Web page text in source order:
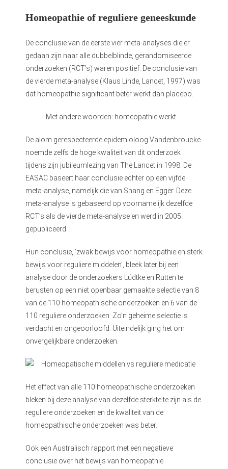
Homeopathie of reguliere geneeskunde
De conclusie van de eerste vier meta-analyses die er
gedaan zijn naar alle dubbelblinde, gerandomiseerde
onderzoeken (RCT’s) waren positief. De conclusie van
de vierde meta-analyse (Klaus Linde, Lancet, 1997) was
dat homeopathie significant beter werkt dan placebo.
Met andere woorden: homeopathie werkt.
De alom gerespecteerde epidemioloog Vandenbroucke
noemde zelfs de hoge kwaliteit van dit onderzoek
tijdens zijn jubileumlezing van The Lancet in 1998. De
EASAC baseert haar conclusie echter op een vijfde
meta-analyse, namelijk die van Shang en Egger. Deze
meta-analyse is gebaseerd op voornamelijk dezelfde
RCT’s als de vierde meta-analyse en werd in 2005
gepubliceerd.
Hun conclusie, ‘zwak bewijs voor homeopathie en sterk
bewijs voor reguliere middelen’, bleek later bij een
analyse door de onderzoekers Lüdtke en Rutten te
berusten op een niet openbaar gemaakte selectie van 8
van de 110 homeopathische onderzoeken en 6 van de
110 reguliere onderzoeken. Zo’n geheime selectie is
verdacht en ongeoorloofd. Uiteindelijk ging het om
onvergelijkbare onderzoeken.
Het effect van alle 110 homeopathische onderzoeken
bleken bij deze analyse van dezelfde sterkte te zijn als de
reguliere onderzoeken en de kwaliteit van de
homeopathische onderzoeken was beter.
Ook een Australisch rapport met een negatieve
conclusie over het bewijs van homeopathie
website-